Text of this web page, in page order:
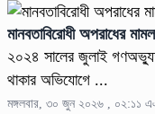
মানবতাবিরোধী অপরাধের
২০২৪ সালের জুলাই
থাকার অভিযোগে ...
মঙ্গলবার, ৩০ জুন ২০২৬ , ০২:১১